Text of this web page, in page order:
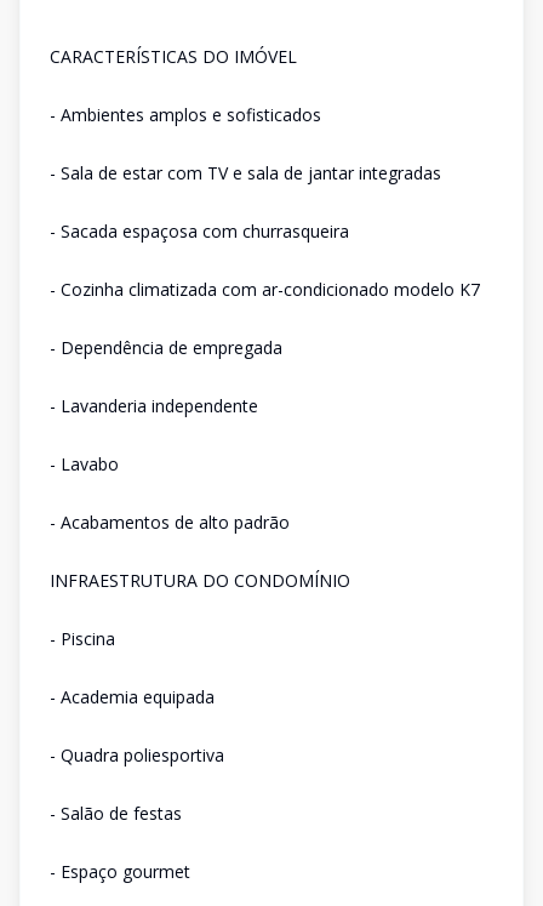
CARACTERÍSTICAS DO IMÓVEL
- Ambientes amplos e sofisticados
- Sala de estar com TV e sala de jantar integradas
- Sacada espaçosa com churrasqueira
- Cozinha climatizada com ar-condicionado modelo K7
- Dependência de empregada
- Lavanderia independente
- Lavabo
- Acabamentos de alto padrão
INFRAESTRUTURA DO CONDOMÍNIO
- Piscina
- Academia equipada
- Quadra poliesportiva
- Salão de festas
- Espaço gourmet